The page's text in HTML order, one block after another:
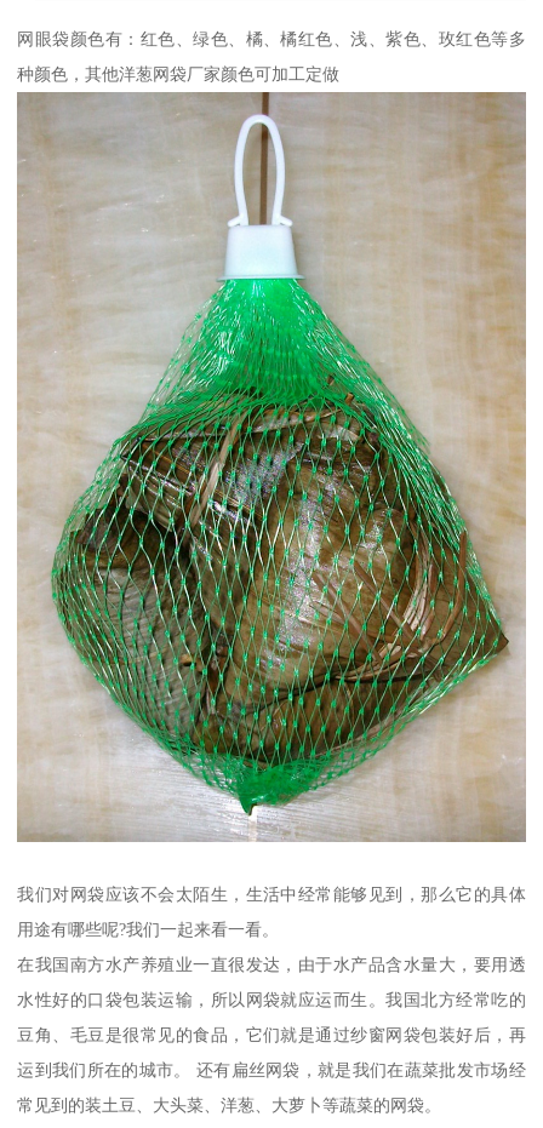
网眼袋颜色有：红色、绿色、橘、橘红色、浅、紫色、玫红色等多
种颜色，其他洋葱网袋厂家颜色可加工定做
我们对网袋应该不会太陌生，生活中经常能够见到，那么它的具体
用途有哪些呢?我们一起来看一看。
在我国南方水产养殖业一直很发达，由于水产品含水量大，要用透
水性好的口袋包装运输，所以网袋就应运而生。我国北方经常吃的
豆角、毛豆是很常见的食品，它们就是通过纱窗网袋包装好后，再
运到我们所在的城市。 还有扁丝网袋，就是我们在蔬菜批发市场经
常见到的装土豆、大头菜、洋葱、大萝卜等蔬菜的网袋。